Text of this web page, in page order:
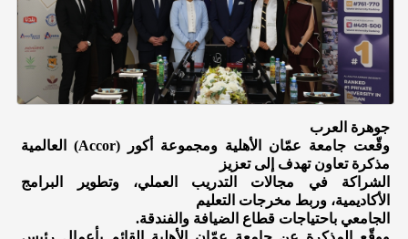
جوهرة العرب
وقّعت جامعة عمّان الأهلية ومجموعة أكور (Accor) العالمية
مذكرة تعاون تهدف إلى تعزيز
الشراكة في مجالات التدريب العملي، وتطوير البرامج
الأكاديمية، وربط مخرجات التعليم
الجامعي باحتياجات قطاع الضيافة والفندقة.